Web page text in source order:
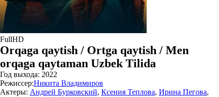
FullHD
Orqaga qaytish / Ortga qaytish / Men
orqaga qaytaman Uzbek Tilida
Год выхода: 2022
Режиссер:Никита Владимиров
Актеры: Андрей Бурковский, Ксения Теплова, Ирина Пегова,